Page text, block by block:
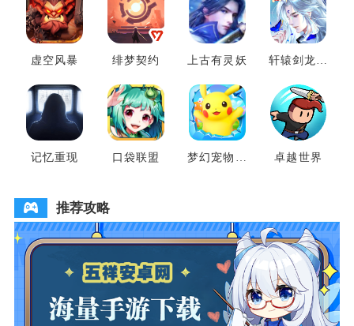
虚空风暴 绯梦契约 上古有灵妖
轩辕剑龙舞
记忆重现 口袋联盟
梦幻宠物联
卓越世界
推荐攻略